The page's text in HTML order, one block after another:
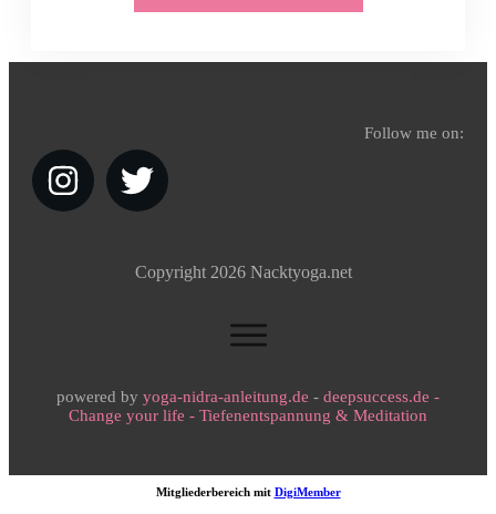
Follow me on:
Copyright 2026 Nacktyoga.net
powered by yoga-nidra-anleitung.de - deepsuccess.de -
Change your life - Tiefenentspannung & Meditation
Mitgliederbereich mit DigiMember